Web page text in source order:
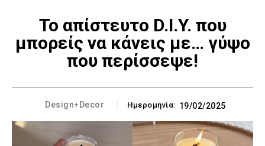
Το απίστευτο D.I.Y. που
μπορείς να κάνεις με… γύψο
που περίσσεψε!
Design+Decor Ημερομηνία: 19/02/2025